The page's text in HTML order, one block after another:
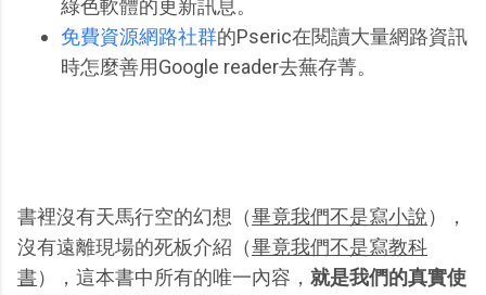
綠色軟體的更新訊息。
免費資源網路社群的Pseric在閱讀大量網路資訊
時怎麼善用Google reader去蕪存菁。
書裡沒有天馬行空的幻想（畢竟我們不是寫小說），
沒有遠離現場的死板介紹（畢竟我們不是寫教科
書），這本書中所有的唯一內容， 就是我們的真實使